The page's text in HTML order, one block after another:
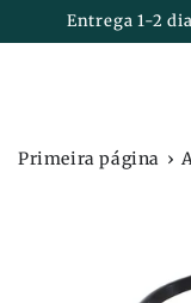
IR PARA O
CONTEÚDO
Entrega 1-2
Primeira página ›